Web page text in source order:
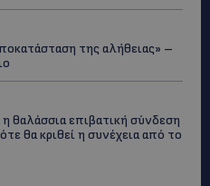
της αλήθειας» –
θαλάσσια επιβατική σύνδεση
θα κριθεί η συνέχεια από το